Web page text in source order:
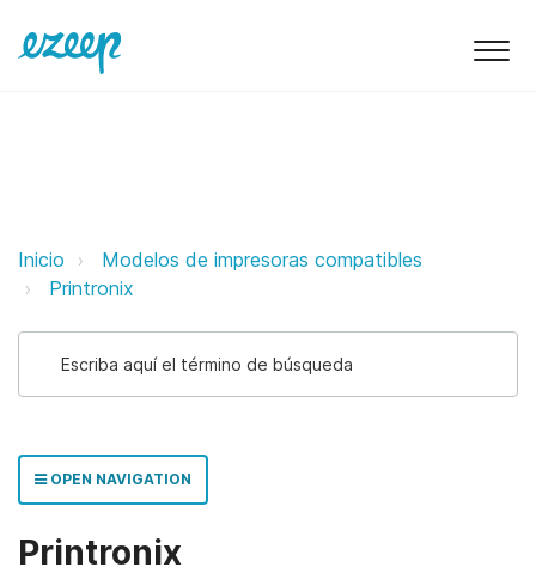
Printronix ezeep Support Support
Inicio
Modelos de impresoras compatibles
Printronix
OPEN NAVIGATION
Printronix